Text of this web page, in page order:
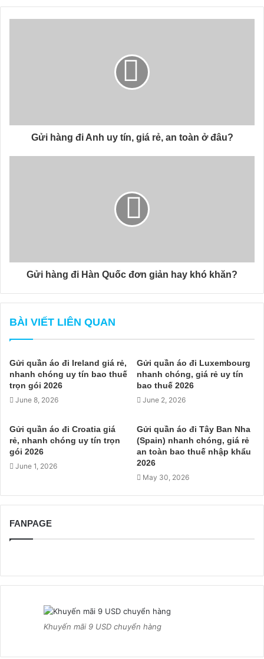
Gửi hàng đi Anh uy tín, giá rẻ, an toàn ở đâu?
Gửi hàng đi Hàn Quốc đơn giản hay khó khăn?
BÀI VIẾT LIÊN QUAN
Gửi quần áo đi Ireland giá rẻ,
nhanh chóng uy tín bao thuế
trọn gói 2026
June 8, 2026
Gửi quần áo đi Luxembourg
nhanh chóng, giá rẻ uy tín
bao thuế 2026
June 2, 2026
Gửi quần áo đi Croatia giá
rẻ, nhanh chóng uy tín trọn
gói 2026
June 1, 2026
Gửi quần áo đi Tây Ban Nha
(Spain) nhanh chóng, giá rẻ
an toàn bao thuế nhập khẩu
2026
May 30, 2026
FANPAGE
Khuyến mãi 9 USD chuyển hàng